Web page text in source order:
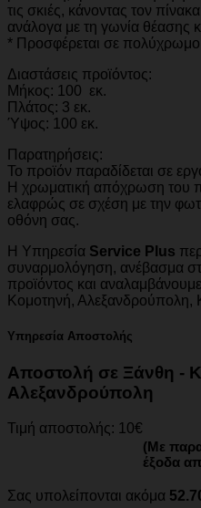
τις σκιές, κάνοντας τον
ανάλογα με τη γωνία θέασης
* Προσφέρεται σε
Διαστάσεις προϊόντος:
Μήκος: 100 εκ.
Πλάτος: 3 εκ.
Ύψος: 100 εκ.
Παρατηρήσεις:
Το προϊόν παραδίδεται σε
Η χρωματική απόχρωση του
ελαφρώς σε σχέση με την
οθόνη σας.
Η Υπηρεσία Service Plus
συναρμολόγηση, ανέβασμα
προϊόντος και
Κομοτηνή, Αλεξανδρούπολη,
Υπηρεσία Αποστολής
Αποστολή σε Ξάνθη -
Αλεξανδρούπολη
Τιμή αποστολής: 10€
(Με
έξοδα
Σας υπολείπονται ακόμα